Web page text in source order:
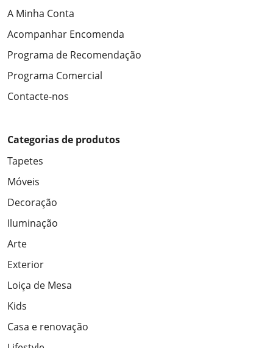
A Minha Conta
Acompanhar Encomenda
Programa de Recomendação
Programa Comercial
Contacte-nos
Categorias de produtos
Tapetes
Móveis
Decoração
Iluminação
Arte
Exterior
Loiça de Mesa
Kids
Casa e renovação